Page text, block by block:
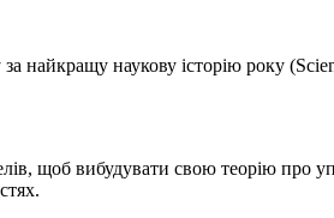
найкращу наукову історію року
щоб вибудувати свою теорію про